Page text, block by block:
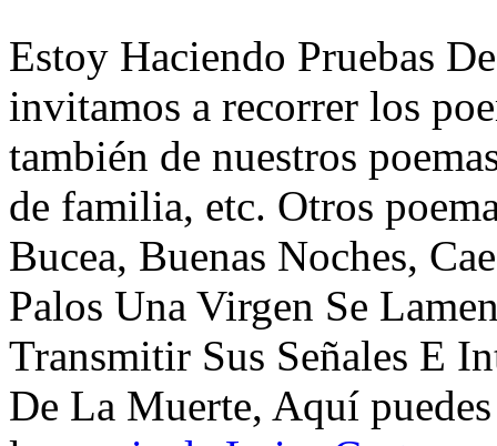
Estoy Haciendo Pruebas
invitamos a recorrer los
también de nuestros
de familia, etc. Otros
Bucea, Buenas Noches,
Palos Una Virgen Se
Transmitir Sus Señales E
De La Muerte, Aquí